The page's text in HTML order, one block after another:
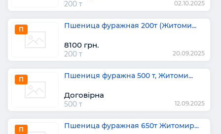
200 т 02.10.2025
П Пшеница фуражная 200т (Житоми...
8100 грн.
200 т 20.09.2025
П Пшениця фуражна 500 т, Житоми...
Договірна
500 т 12.09.2025
П Пшеница фуражная 650т Житомир...